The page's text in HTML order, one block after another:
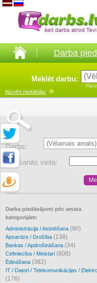
Darba
Meklēt darbu:
Aizvērt meklētāju
Darbs:
Atrašanās vieta:
Darba piedāvājumi pēc amata
kategorijām:
Administrācija / Asistēšana (90)
Apsardze / Drošība (138)
Bankas / Apdrošināšana (34)
Celtniecība / Meistari (808)
Ēdināšana (382)
IT / Datori / Telekomunikācijas /
(176)